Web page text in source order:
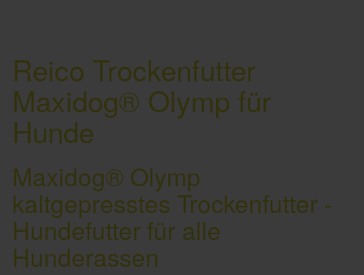
Reico Trockenfutter
Maxidog® Olymp für
Hunde
Maxidog® Olymp
kaltgepresstes Trockenfutter -
Hundefutter für alle
Hunderassen